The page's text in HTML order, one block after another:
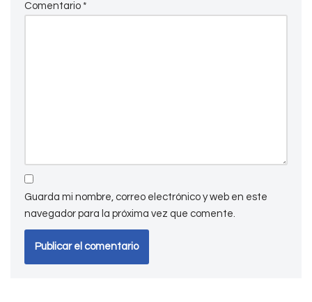
Comentario *
Guarda mi nombre, correo electrónico y web en este
navegador para la próxima vez que comente.